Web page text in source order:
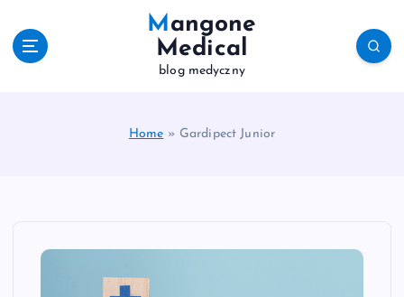
Mangone
Medical
blog medyczny
Home » Gardipect Junior